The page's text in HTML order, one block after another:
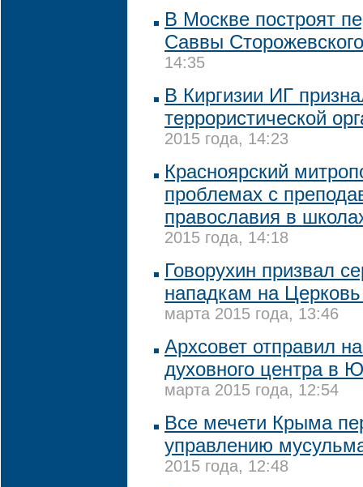
В Москве построят
Саввы
14:35
В Киргизии ИГ
террористической
2015 года, 14:23
Красноярский
проблемах с
православия в
2015 года, 14:18
Говорухин призвал
нападкам на Церковь
марта 2015 года, 13:46
Архсовет отправил
духовного центра в
марта 2015 года, 12:54
Все мечети Крыма
управлению
2015 года, 12:48